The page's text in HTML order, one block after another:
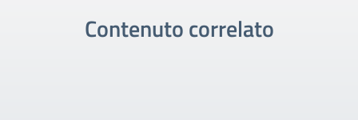
Contenuto correlato